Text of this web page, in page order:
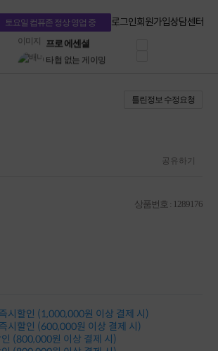
토요일 컴퓨존 정상 영업 중 로그인회원가입상담센터
어
어
Dell 구매 찬스
프로 에센셜
타협 없는 게이밍
HP OMEN
MSI 공유기
적립금 3% 페이백
시스코 스위칭허브
틀린정보 수정요청
공유하기
상품번호 : 1289176
시할인 (1,000,000원 이상 결제 시)
시할인 (600,000원 이상 결제 시)
(800,000원 이상 결제 시)